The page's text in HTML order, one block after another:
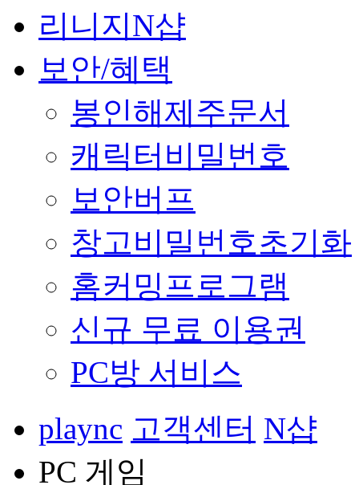
리니지N샵
보안/혜택
봉인해제주문서
캐릭터비밀번호
보안버프
창고비밀번호초기화
홈커밍프로그램
신규 무료 이용권
PC방 서비스
plaync 고객센터 N샵
PC 게임